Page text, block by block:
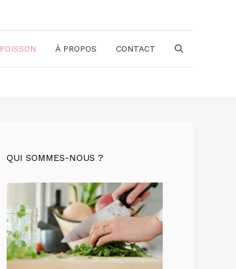
POISSON À PROPOS CONTACT
QUI SOMMES-NOUS ?